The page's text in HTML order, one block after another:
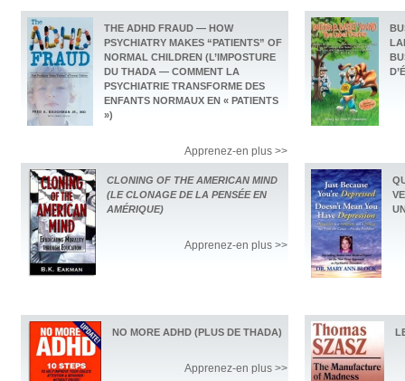
THE ADHD FRAUD — HOW
PSYCHIATRY MAKES “PATIENTS” OF
NORMAL CHILDREN (L’IMPOSTURE
DU THADA — COMMENT LA
PSYCHIATRIE TRANSFORME DES
ENFANTS NORMAUX EN « PATIENTS
»)
Apprenez-en plus >>
CLONING OF THE AMERICAN MIND
(LE CLONAGE DE LA PENSÉE EN
AMÉRIQUE)
Apprenez-en plus >>
NO MORE ADHD (PLUS DE THADA)
Apprenez-en plus >>